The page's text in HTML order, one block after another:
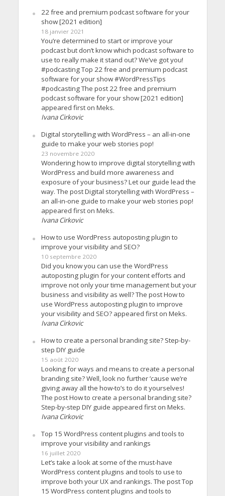
22 free and premium podcast software for your
show [2021 edition]
18 janvier 2021
You’re determined to start or improve your
podcast but don’t know which podcast software to
use to really make it stand out? We’ve got you!
#podcasting Top 22 free and premium podcast
software for your show #WordPressTips
#podcasting The post 22 free and premium
podcast software for your show [2021 edition]
appeared first on Meks.
Ivana Cirkovic
Digital storytelling with WordPress – an all-in-one
guide to make your web stories pop!
23 novembre 2020
Wondering how to improve digital storytelling with
WordPress and build more awareness and
exposure of your business? Let our guide lead the
way. The post Digital storytelling with WordPress –
an all-in-one guide to make your web stories pop!
appeared first on Meks.
Ivana Cirkovic
How to use WordPress autoposting plugin to
improve your visibility and SEO?
10 septembre 2020
Did you know you can use the WordPress
autoposting plugin for your content efforts and
improve not only your time management but your
business and visibility as well? The post How to
use WordPress autoposting plugin to improve
your visibility and SEO? appeared first on Meks.
Ivana Cirkovic
How to create a personal branding site? Step-by-
step DIY guide
15 août 2020
Looking for ways and means to create a personal
branding site? Well, look no further ’cause we’re
giving away all the how-to’s to do it yourselves!
The post How to create a personal branding site?
Step-by-step DIY guide appeared first on Meks.
Ivana Cirkovic
Top 15 WordPress content plugins and tools to
improve your visibility and rankings
16 juillet 2020
Let’s take a look at some of the must-have
WordPress content plugins and tools to use to
improve both your UX and rankings. The post Top
15 WordPress content plugins and tools to